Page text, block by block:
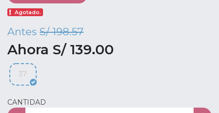
Agotado.
Antes S/ 198.57
Ahora S/ 139.00
37
CANTIDAD